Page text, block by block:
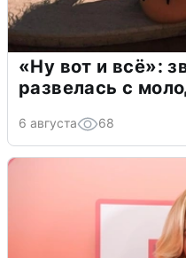
«Ну вот и всё»:
развелась с
6 августа 68